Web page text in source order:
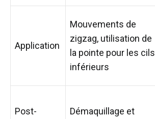
Application
Mouvements de
zigzag, utilisation de
la pointe pour les cils
inférieurs
Post-
Démaquillage et